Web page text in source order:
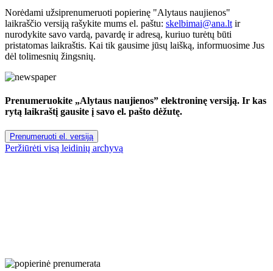
Norėdami užsiprenumeruoti popierinę "Alytaus naujienos"
laikraščio versiją rašykite mums el. paštu: skelbimai@ana.lt ir
nurodykite savo vardą, pavardę ir adresą, kuriuo turėtų būti
pristatomas laikraštis. Kai tik gausime jūsų laišką, informuosime Jus
dėl tolimesnių žingsnių.
Prenumeruokite „Alytaus naujienos” elektroninę versiją. Ir kas
rytą laikraštį gausite į savo el. pašto dėžutę.
Prenumeruoti el. versiją
Peržiūrėti visą leidinių archyvą